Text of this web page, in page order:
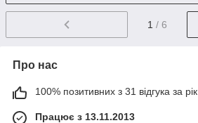
1 / 6
Про нас
100% позитивних з 31 відгука за рік
Працює з 13.11.2013